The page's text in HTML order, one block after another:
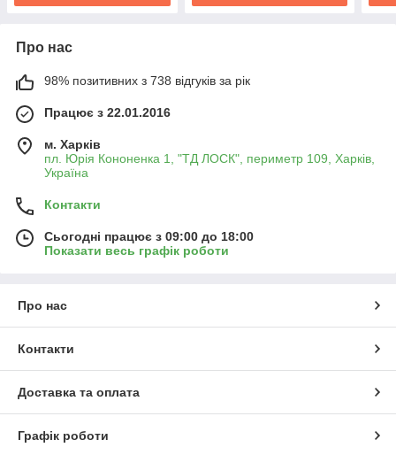
Про нас
98% позитивних з 738 відгуків за рік
Працює з 22.01.2016
м. Харків
пл. Юрія Кононенка 1, "ТД ЛОСК", периметр 109, Харків,
Україна
Контакти
Сьогодні працює з 09:00 до 18:00
Показати весь графік роботи
Про нас
Контакти
Доставка та оплата
Графік роботи